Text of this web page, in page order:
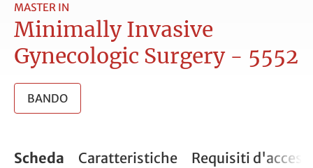
MASTER IN
Minimally Invasive
Gynecologic Surgery - 5552
BANDO
Scheda Caratteristiche Requisiti